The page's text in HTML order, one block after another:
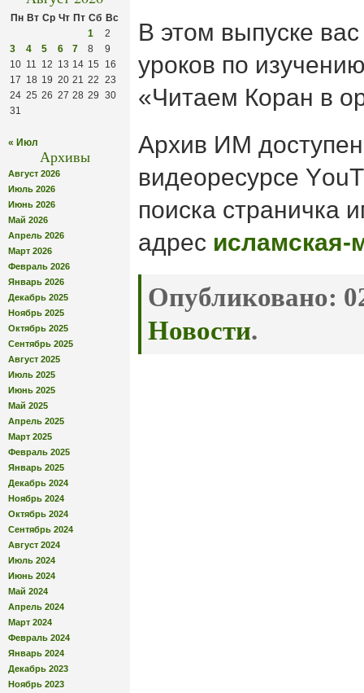
Пн Вт Ср Чт Пт Сб Вс
1
2
3
4 5 6 7 8
9
10 11 12 13 14 15
16
17 18 19 20 21 22 23
24 25 26 27 28 29 30
31
« Июл
Архивы
Август 2026
Июль 2026
Июнь 2026
Май 2026
Апрель 2026
Март 2026
Февраль 2026
Январь 2026
Декабрь 2025
Ноябрь 2025
Октябрь 2025
Сентябрь 2025
Август 2025
Июль 2025
Июнь 2025
Май 2025
Апрель 2025
Март 2025
Февраль 2025
Январь 2025
Декабрь 2024
Ноябрь 2024
Октябрь 2024
Сентябрь 2024
Август 2024
Июль 2024
Июнь 2024
Май 2024
Апрель 2024
Март 2024
Февраль 2024
Январь 2024
Декабрь 2023
Ноябрь 2023
В этом выпуске
уроков по
«Читаем Коран в
Архив ИМ
видеоресурсе
поиска страничка
адрес исламская-
Опубликовано:
Новости.